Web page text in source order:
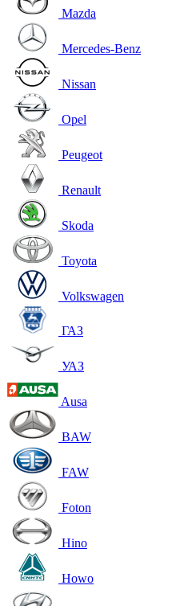
Mazda
Mercedes-Benz
Nissan
Opel
Peugeot
Renault
Skoda
Toyota
Volkswagen
ГАЗ
УАЗ
Ausa
BAW
FAW
Foton
Hino
Howo